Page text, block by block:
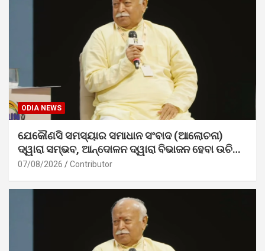
ODIA NEWS
ଯେକୌଣସି ସମସ୍ୟାର ସମାଧାନ ସଂବାଦ (ଆଲୋଚନା)
ଦ୍ୱାରା ସମ୍ଭବ, ଆନ୍ଦୋଳନ ଦ୍ୱାରା ବିଭାଜନ ହେବା ଉଚିତ୍
ନୁହେଁ। – ଡ. ମୋହନ ଭାଗବତ ଜୀ
07/08/2026 Contributor